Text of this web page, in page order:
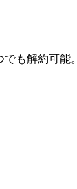
も解約可能。